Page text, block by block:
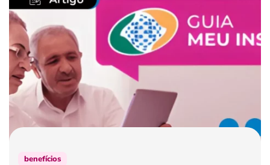
crédito fácil
últimas notícias
ferramentas
benefícios